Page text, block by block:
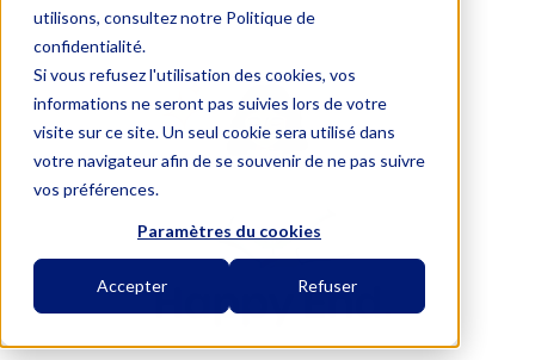
utilisons, consultez notre Politique de
confidentialité.
Si vous refusez l'utilisation des cookies, vos
informations ne seront pas suivies lors de votre
visite sur ce site. Un seul cookie sera utilisé dans
votre navigateur afin de se souvenir de ne pas suivre
vos préférences.
Paramètres du cookies
Accepter Refuser